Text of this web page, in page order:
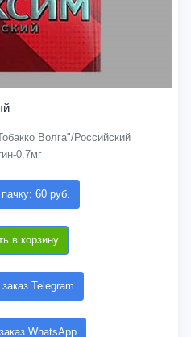
Волга"/Российский
0.7мг
60 руб.
в корзину
Telegram
WhatsApp